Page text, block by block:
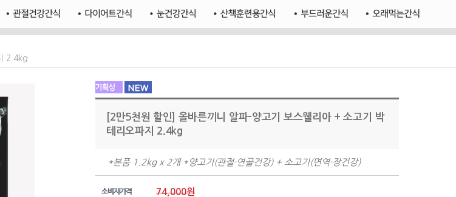
2.4kg
[2만5천원 할인] 올바른끼니 알파-양고기 보스웰리아 + 소고기 박
테리오파지 2.4kg
*본품 1.2kg x 2개 *양고기(관절·연골건강) + 소고기(면역·장건강)
소비자가격 74,000원